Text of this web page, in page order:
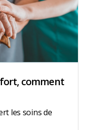
comment
les soins de